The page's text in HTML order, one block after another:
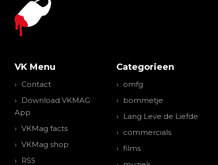
VK Menu
Contact
Download VKMAG
App
VKMag facts
VKMag shop
RSS
Categorieen
omfg
bommetje
Lang Leve de Liefde
commercials
films